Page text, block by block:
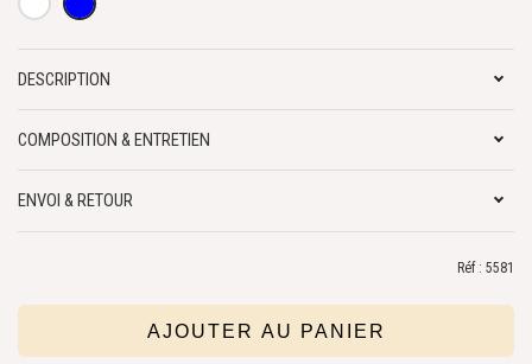
DESCRIPTION
COMPOSITION & ENTRETIEN
ENVOI & RETOUR
Réf : 5581